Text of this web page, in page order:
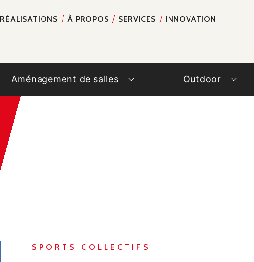
RÉALISATIONS À PROPOS SERVICES INNOVATION
Aménagement de salles Outdoor
SPORTS COLLECTIFS